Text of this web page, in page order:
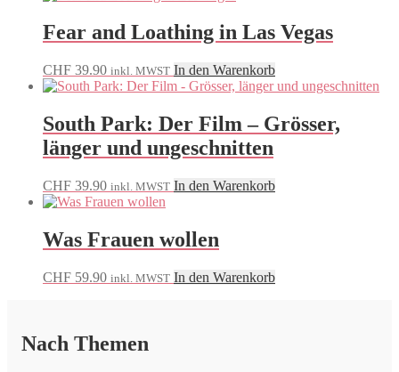
Fear and Loathing in Las Vegas
CHF 39.90 inkl. MWST In den Warenkorb
South Park: Der Film – Grösser,
länger und ungeschnitten
CHF 39.90 inkl. MWST In den Warenkorb
Was Frauen wollen
CHF 59.90 inkl. MWST In den Warenkorb
Nach Themen